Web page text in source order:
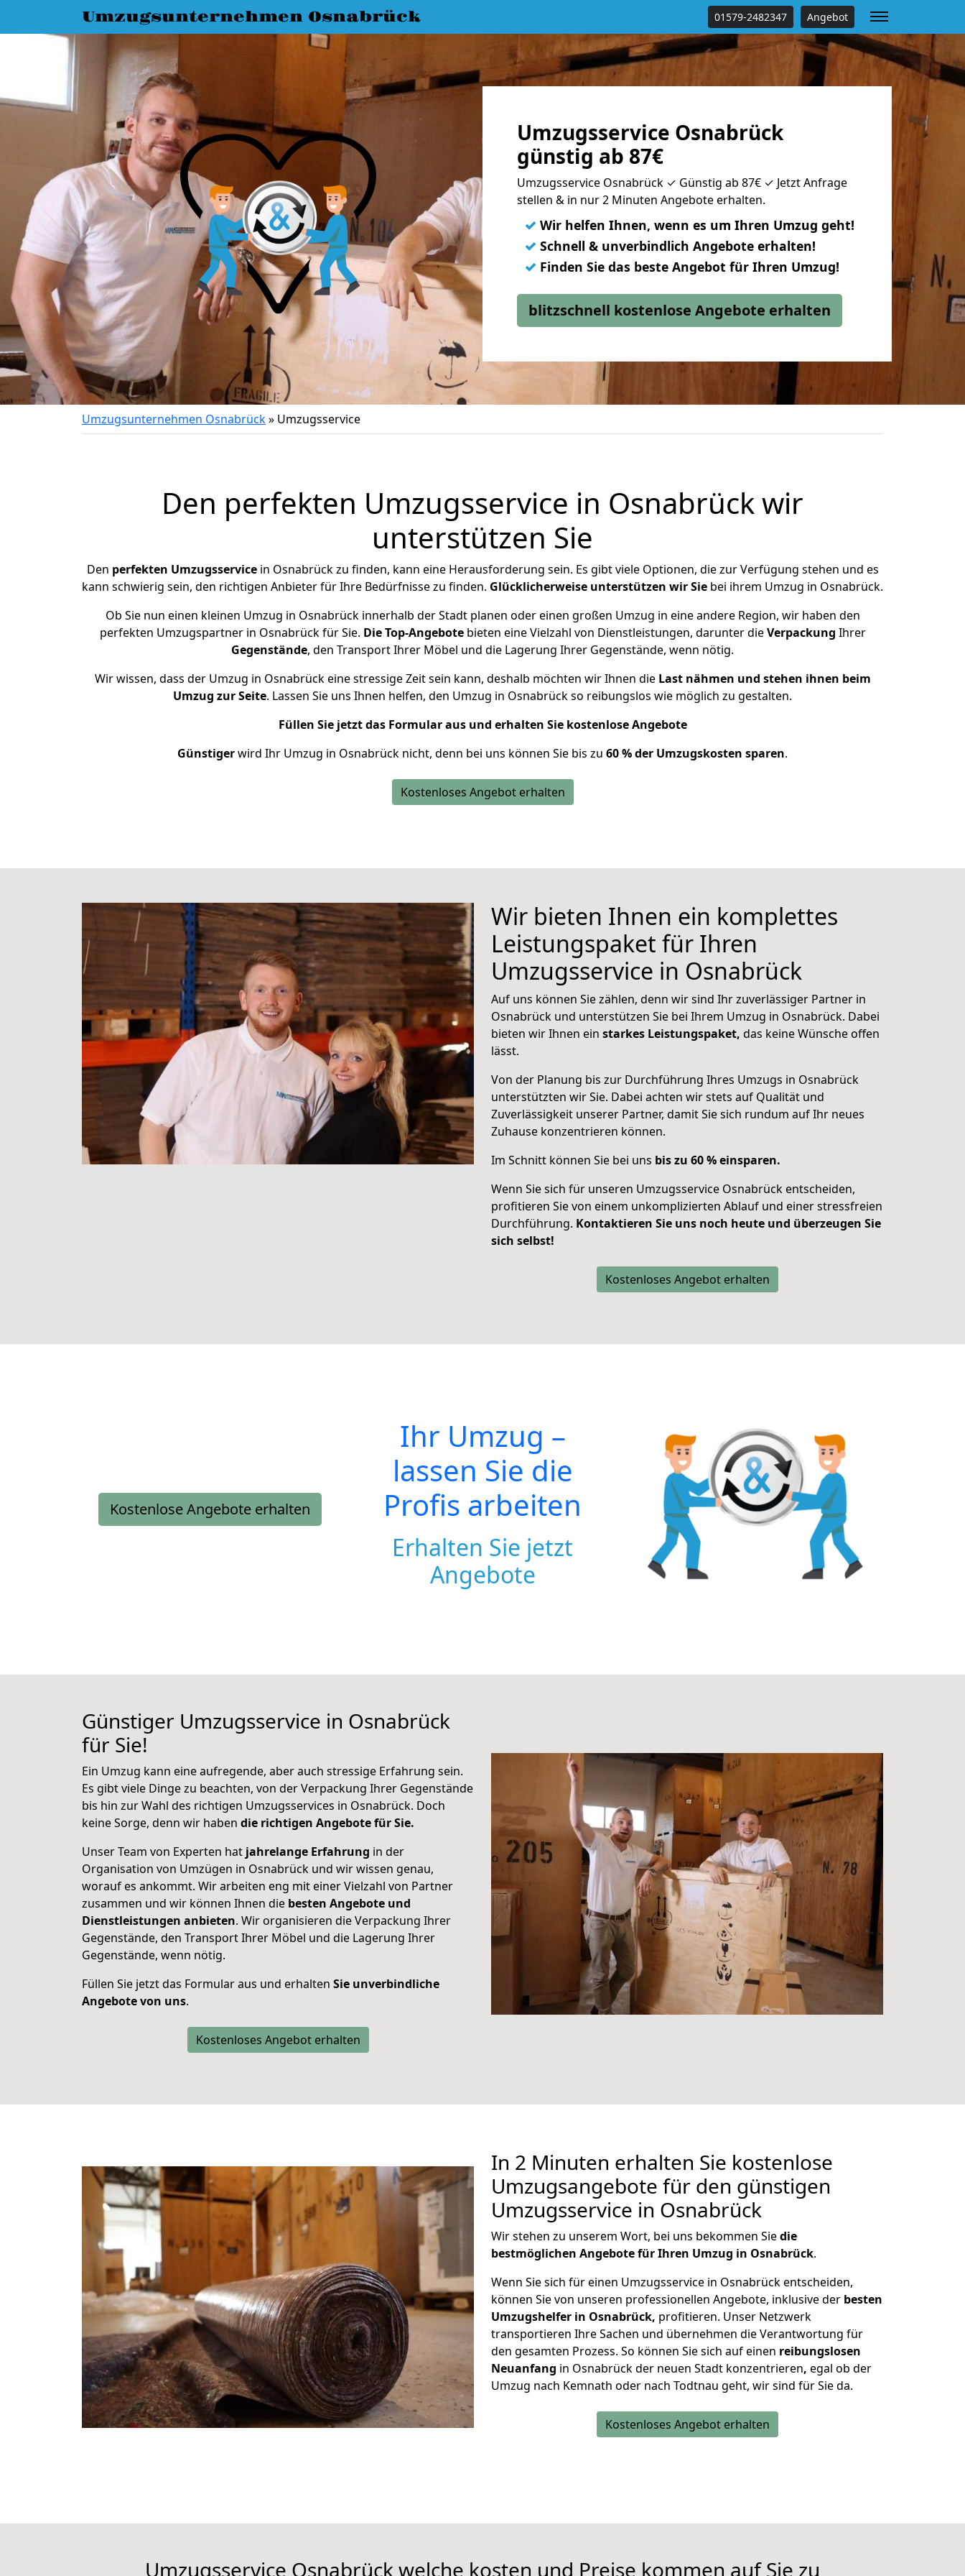
Umzugsunternehmen Osnabrück 01579-2482347 Angebot
Umzugsservice Osnabrück
günstig ab 87€
Umzugsservice Osnabrück ✓ Günstig ab 87€ ✓ Jetzt Anfrage
stellen & in nur 2 Minuten Angebote erhalten.
✓ Wir helfen Ihnen, wenn es um Ihren Umzug geht!
✓ Schnell & unverbindlich Angebote erhalten!
✓ Finden Sie das beste Angebot für Ihren Umzug!
blitzschnell kostenlose Angebote erhalten
Umzugsunternehmen Osnabrück» Umzugsservice
Den perfekten Umzugsservice in Osnabrück wir
unterstützen Sie
Den perfekten Umzugsservicein Osnabrück zu finden, kann eine Herausforderung sein. Es gibt viele Optionen, die zur Verfügung stehen und es
kann schwierig sein, den richtigen Anbieter für Ihre Bedürfnisse zu finden. Glücklicherweise unterstützen wirSie bei ihrem Umzug in Osnabrück.
Ob Sie nun einen kleinen Umzug in Osnabrück innerhalb der Stadt planen oder einen großen Umzug in eine andere Region, wir haben den
perfekten Umzugspartner in Osnabrück für Sie. Die Top-Angebotebieten eine Vielzahl von Dienstleistungen, darunter dieVerpackung Ihrer
Gegenstände, den Transport Ihrer Möbel und die Lagerung Ihrer Gegenstände, wenn nötig.
Wir wissen, dass der Umzug in Osnabrück eine stressige Zeit sein kann, deshalb möchten wir Ihnen die Last nähmen und stehen ihnen beim
Umzug zur Seite. Lassen Sie uns Ihnen helfen, den Umzug in Osnabrück so reibungslos wie möglich zu gestalten.
Füllen Sie jetzt das Formular aus und erhalten Sie kostenlose Angebote
Günstigerwird Ihr Umzug in Osnabrück nicht, denn bei uns können Sie bis zu 60 % der Umzugskosten sparen.
Kostenloses Angebot erhalten
Wir bieten Ihnen ein komplettes
Leistungspaket für Ihren
Umzugsservice in Osnabrück
Auf uns können Sie zählen, denn wir sind Ihr zuverlässiger Partner in
Osnabrück und unterstützen Sie bei Ihrem Umzug in Osnabrück. Dabei
bieten wir Ihnen ein starkes Leistungspaket, das keine Wünsche offen
lässt.
Von der Planung bis zur Durchführung Ihres Umzugs in Osnabrück
unterstützten wir Sie. Dabei achten wir stets auf Qualität und
Zuverlässigkeit unserer Partner, damit Sie sich rundum auf Ihr neues
Zuhause konzentrieren können.
Im Schnitt können Sie bei uns bis zu 60 % einsparen.
Wenn Sie sich für unseren Umzugsservice Osnabrück entscheiden,
profitieren Sie von einem unkomplizierten Ablauf und einer stressfreien
Durchführung. Kontaktieren Sie uns noch heute und überzeugen Sie
sich selbst!
Kostenloses Angebot erhalten
Kostenlose Angebote erhalten
Ihr Umzug –
lassen Sie die
Profis arbeiten
Erhalten Sie jetzt
Angebote
Günstiger Umzugsservice in Osnabrück
für Sie!
Ein Umzug kann eine aufregende, aber auch stressige Erfahrung sein.
Es gibt viele Dinge zu beachten, von der Verpackung Ihrer Gegenstände
bis hin zur Wahl des richtigen Umzugsservices in Osnabrück. Doch
keine Sorge, denn wir haben die richtigen Angebote für Sie.
Unser Team von Experten hat jahrelange Erfahrung in der
Organisation von Umzügen in Osnabrück und wir wissen genau,
worauf es ankommt. Wir arbeiten eng mit einer Vielzahl von Partner
zusammen und wir können Ihnen die besten Angebote und
Dienstleistungen anbieten. Wir organisieren die Verpackung Ihrer
Gegenstände, den Transport Ihrer Möbel und die Lagerung Ihrer
Gegenstände, wenn nötig.
Füllen Sie jetzt das Formular aus und erhalten Sie unverbindliche
Angebote von uns.
Kostenloses Angebot erhalten
In 2 Minuten erhalten Sie kostenlose
Umzugsangebote für den günstigen
Umzugsservice in Osnabrück
Wir stehen zu unserem Wort, bei uns bekommen Siedie
bestmöglichen Angebote für Ihren Umzug in Osnabrück.
Wenn Sie sich für einen Umzugsservice in Osnabrück entscheiden,
können Sie von unseren professionellen Angebote, inklusive der besten
Umzugshelfer in Osnabrück, profitieren. Unser Netzwerk
transportieren Ihre Sachen und übernehmen die Verantwortung für
den gesamten Prozess. So können Sie sich auf einen reibungslosen
Neuanfang in Osnabrück der neuen Stadt konzentrieren, egal ob der
Umzug nach Kemnath oder nach Todtnau geht, wir sind für Sie da.
Kostenloses Angebot erhalten
Umzugsservice Osnabrück welche kosten und Preise kommen auf Sie zu